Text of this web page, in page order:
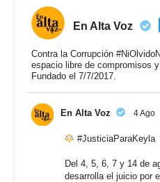
En Alta Voz
Contra la Corrupción
espacio libre de compromisos y
Fundado el 7/7/2017.
En Alta Voz 4 Ago
#JusticiaParaKeyla
Del 4, 5, 6, 7 y 14 de
desarrolla el juicio por